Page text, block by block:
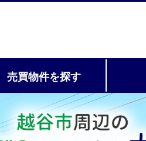
売買物件を探す